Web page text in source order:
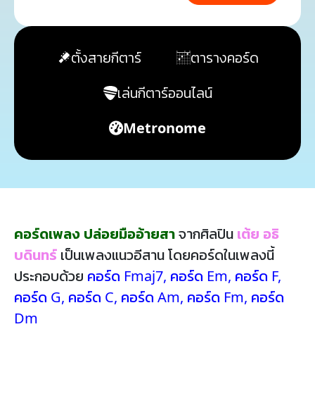
ตั้งสายกีตาร์
ตารางคอร์ด
เล่นกีตาร์ออนไลน์
Metronome
คอร์ดเพลง ปล่อยมืออ้ายสาจากศิลปิน เต้ย อธิ
บดินทร์ เป็นเพลงแนวอีสาน โดยคอร์ดในเพลงนี้
ประกอบด้วย คอร์ด Fmaj7, คอร์ด Em, คอร์ด F,
คอร์ด G, คอร์ด C, คอร์ด Am, คอร์ด Fm, คอร์ด
Dm